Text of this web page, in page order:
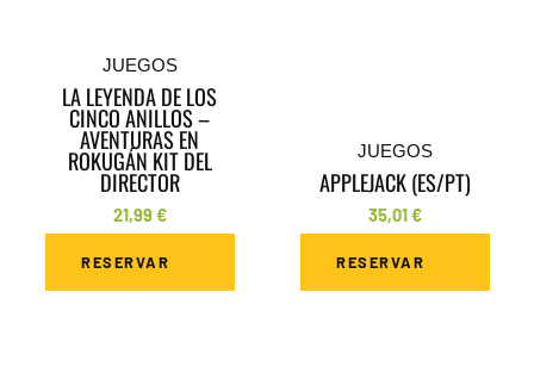
JUEGOS
LA LEYENDA DE LOS
CINCO ANILLOS –
AVENTURAS EN
ROKUGÁN KIT DEL
DIRECTOR
21,99 €
RESERVAR
JUEGOS
APPLEJACK (ES/PT)
35,01€
RESERVAR